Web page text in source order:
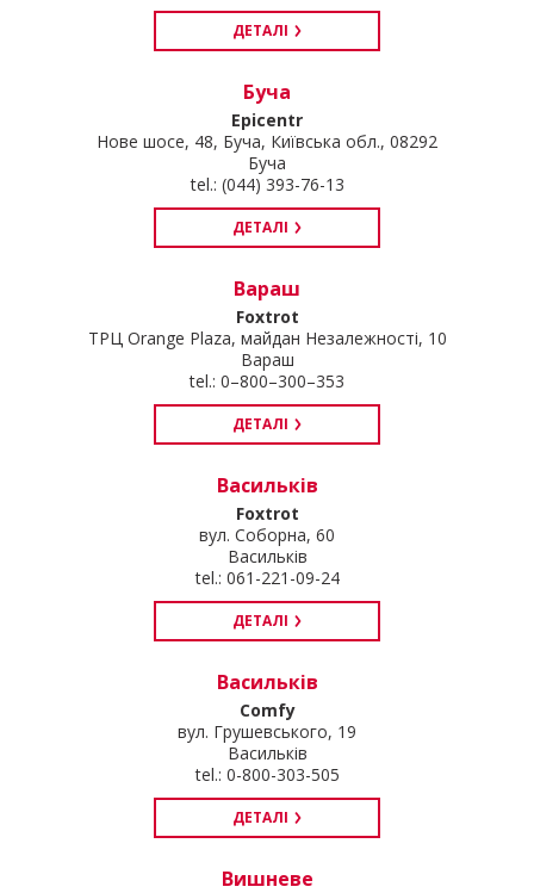
ДЕТАЛІ
Буча
Epicentr
Нове шосе, 48, Буча, Київська обл., 08292
Буча
tel.: (044) 393-76-13
ДЕТАЛІ
Вараш
Foxtrot
ТРЦ Orange Plaza, майдан Незалежності, 10
Вараш
tel.: 0–800–300–353
ДЕТАЛІ
Васильків
Foxtrot
вул. Соборна, 60
Васильків
tel.: 061-221-09-24
ДЕТАЛІ
Васильків
Comfy
вул. Грушевського, 19
Васильків
tel.: 0-800-303-505
ДЕТАЛІ
Вишневе